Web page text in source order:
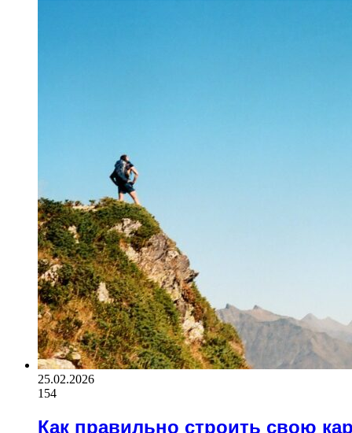
25.02.2026
154
Как правильно строить свою